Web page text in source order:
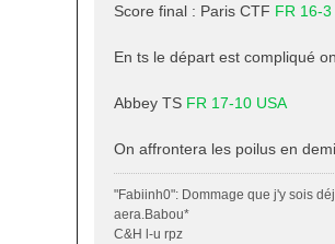
Score final : Paris CTF FR 16-3
En ts le départ est compliqué
Abbey TS FR 17-10 USA
On affrontera les poilus en
"Fabiinh0": Dommage que j'y sois
aera.Babou*
C&H l-u rpz